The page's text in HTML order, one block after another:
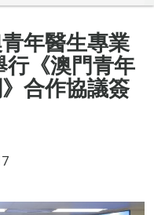
年醫生專業
《澳門青年
合作協議簽